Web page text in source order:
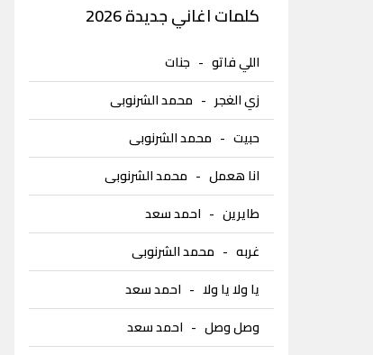
كلمات اغاني جديدة 2026
اللي فاتو- جنات
زي الغجر - محمد الشرنوبى
حبيت- محمد الشرنوبى
انا هعمل- محمد الشرنوبى
طايرين- احمد سعد
غربه- محمد الشرنوبى
يا ولا يا ولا- احمد سعد
وصل وصل- احمد سعد